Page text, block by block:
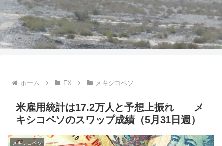
ホーム FX メキシコペソ
米雇用統計は17.2万人と予想上振れ メ
キシコペソのスワップ成績（5月31日週）
メキシコペソ